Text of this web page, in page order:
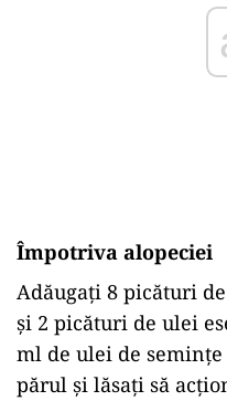
Împotriva alopeciei
Adăugați 8 picături
și 2 picături de ulei
ml de ulei de
părul și lăsați să